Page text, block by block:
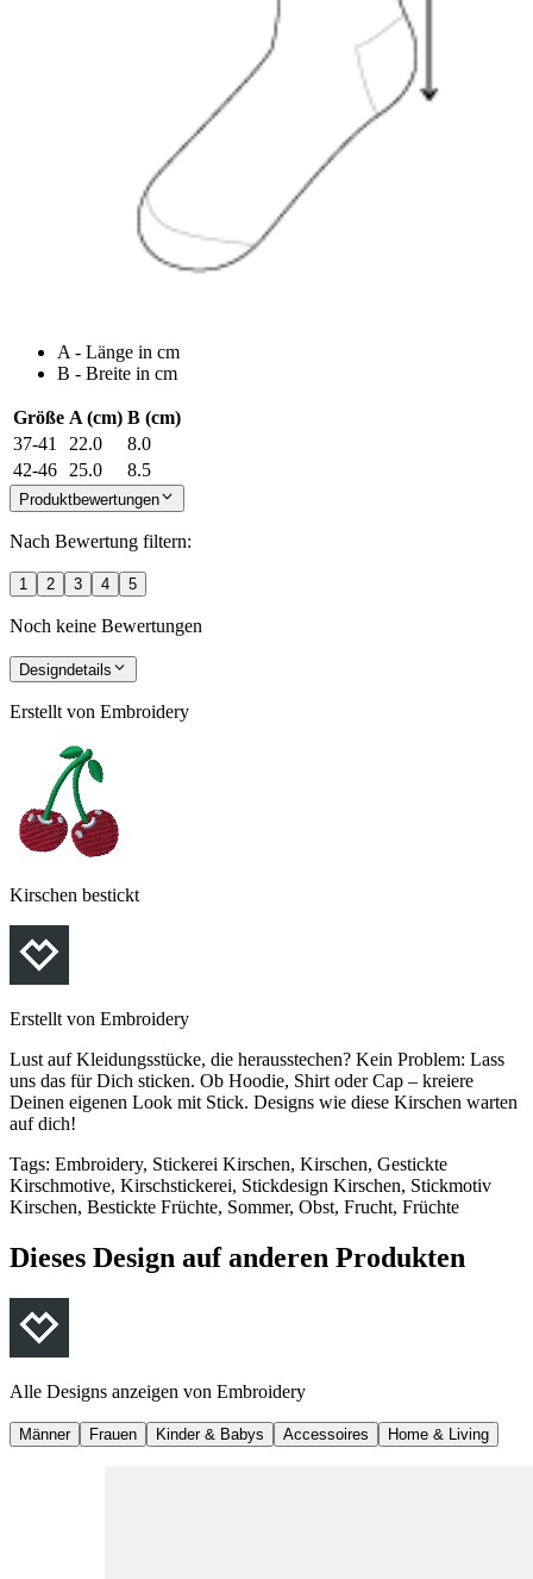
A - Länge in cm
B - Breite in cm
Größe A (cm) B (cm)
37-41
22.0
8.0
42-46
25.0 8.5
Produktbewertungen
Nach Bewertung filtern:
1 2 3 4 5
Noch keine Bewertungen
Designdetails
Erstellt von Embroidery
Kirschen bestickt
Erstellt von Embroidery
Lust auf Kleidungsstücke, die herausstechen? Kein Problem: Lass
uns das für Dich sticken. Ob Hoodie, Shirt oder Cap – kreiere
Deinen eigenen Look mit Stick. Designs wie diese Kirschen warten
auf dich!
Tags: Embroidery, Stickerei Kirschen, Kirschen, Gestickte
Kirschmotive, Kirschstickerei, Stickdesign Kirschen, Stickmotiv
Kirschen, Bestickte Früchte, Sommer, Obst, Frucht, Früchte
Dieses Design auf anderen Produkten
Alle Designs anzeigen von Embroidery
Männer Frauen Kinder & Babys Accessoires Home & Living